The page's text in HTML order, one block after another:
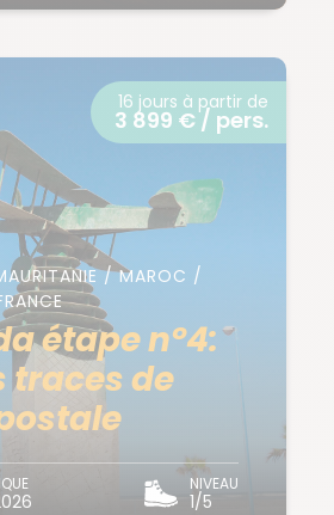
/ MAROC /
étape n°4:
traces de
NIVEAU
1/5
16 jours à partir de
3 899 € / pers.